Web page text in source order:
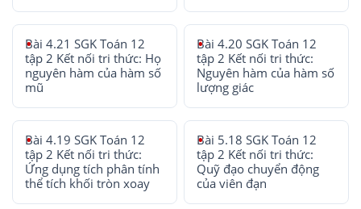
Bài 4.21 SGK Toán 12
tập 2 Kết nối tri thức: Họ
nguyên hàm của hàm số
mũ
Bài 4.20 SGK Toán 12
tập 2 Kết nối tri thức:
Nguyên hàm của hàm số
lượng giác
Bài 4.19 SGK Toán 12
tập 2 Kết nối tri thức:
Ứng dụng tích phân tính
thể tích khối tròn xoay
Bài 5.18 SGK Toán 12
tập 2 Kết nối tri thức:
Quỹ đạo chuyển động
của viên đạn